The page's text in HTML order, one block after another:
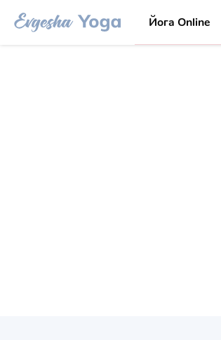
Йога Online